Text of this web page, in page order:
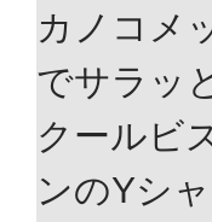
カノコメ
でサラッ
クールビ
ンのYシ